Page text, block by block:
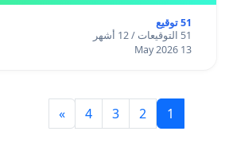
51 توقيع
51 التوقيعات / 12 أشهر
13 May 2026
1
2
3
4
»